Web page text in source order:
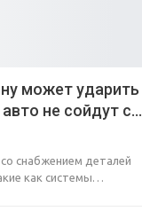
может ударить
не сойдут с…
снабжением деталей
как системы…